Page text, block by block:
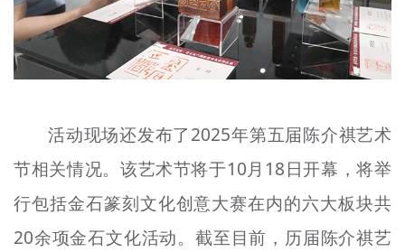
活动现场还发布了2025年第五届陈介祺艺术
节相关情况。该艺术节将于10月18日开幕，将举
行包括金石篆刻文化创意大赛在内的六大板块共
20余项金石文化活动。截至目前，历届陈介祺艺